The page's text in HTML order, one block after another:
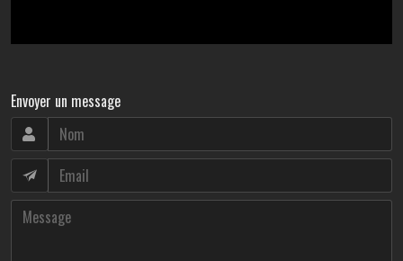
Envoyer un message